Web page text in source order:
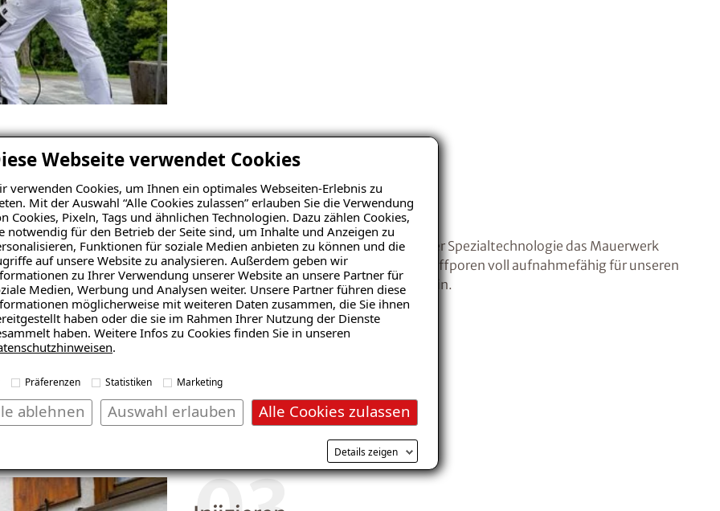
Webseite verwendet Cookies
verwenden Cookies, um Ihnen ein optimales Webseiten-Erlebnis zu
Mit der Auswahl “Alle Cookies zulassen” erlauben Sie die Verwendung
Cookies, Pixeln, Tags und ähnlichen Technologien. Dazu zählen Cookies,
notwendig für den Betrieb der Seite sind, um Inhalte und Anzeigen zu
Funktionen für soziale Medien anbieten zu können und die
auf unsere Website zu analysieren. Außerdem geben wir
zu Ihrer Verwendung unserer Website an unsere Partner für
Medien, Werbung und Analysen weiter. Unsere Partner führen diese
möglicherweise mit weiteren Daten zusammen, die Sie ihnen
haben oder die sie im Rahmen Ihrer Nutzung der Dienste
haben. Weitere Infos zu Cookies finden Sie in unseren
.
Präferenzen Statistiken Marketing
Alle Cookies zulassen
Auswahl erlauben
ablehnen
Details zeigen
02
Austrocknen
Kontrolliert trocknen wir mit Hilfe unserer Spezialtechnologie das Mauerwerk
aus. Nach der Trocknung sind die Baustoffporen voll aufnahmefähig für unseren
Abdichtungsstoff ISOTEC-Spezialparaffin.